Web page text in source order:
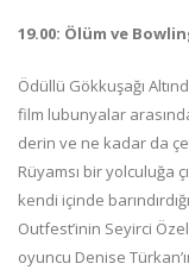
19.00: Ölüm ve
Ödüllü Gökkuşağı
film lubunyalar
derin ve ne kadar da
Rüyamsı bir yolculuğa
kendi içinde
Outfest’inin Seyirci
oyuncu Denise